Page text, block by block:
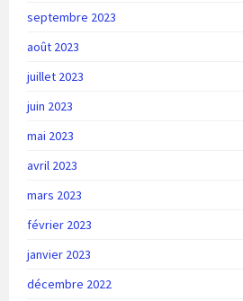
septembre 2023
août 2023
juillet 2023
juin 2023
mai 2023
avril 2023
mars 2023
février 2023
janvier 2023
décembre 2022